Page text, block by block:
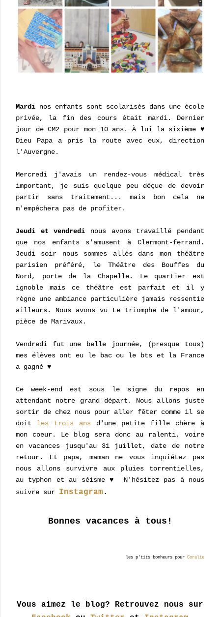
Mardi nos enfants sont scolarisés dans une école
privée, la fin des cours était mardi. Dernier
jour de CM2 pour mon 10 ans. À lui la sixième ♥
Dieu Papa a pris la route avec eux, direction
l'Auvergne.
Mercredi j'avais un rendez-vous médical très
important, je suis quelque peu déçue de devoir
partir sans traitement... mais bon cela ne
m'empêchera pas de profiter.
Jeudi et vendredi nous avons travaillé pendant
que nos enfants s'amusent à Clermont-ferrand.
Jeudi soir nous sommes allés dans mon théâtre
parisien préféré, le Théâtre des Bouffes du
Nord, porte de la Chapelle. Le quartier est
ignoble mais ce théâtre est parfait et il y
règne une ambiance particulière jamais ressentie
ailleurs. Nous avons vu Le triomphe de l'amour,
pièce de Marivaux.
Vendredi fut une belle journée, (presque tous)
mes élèves ont eu le bac ou le bts et la France
a gagné ♥
Ce week-end est sous le signe du repos en
attendant notre grand départ. Nous allons juste
sortir de chez nous pour aller fêter comme il se
doit les trois ans d'une petite fille chère à
mon coeur. Le blog sera donc au ralenti, voire
en vacances jusqu'au 31 juillet, date de notre
retour. Et papa, maman ne vous inquiétez pas
nous allons survivre aux pluies torrentielles,
au typhon et au séisme ♥ N'hésitez pas à nous
suivre sur Instagram .
Bonnes vacances à tous!
les p'tits bonheurs pour Coralie
Vous aimez le blog? Retrouvez nous sur